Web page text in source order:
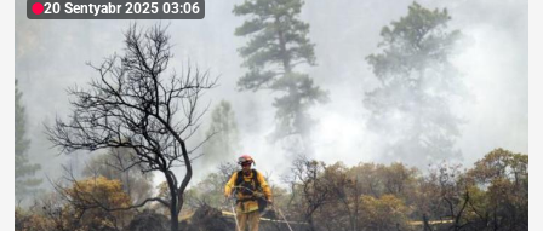
20 Sentyabr 2025 03:06